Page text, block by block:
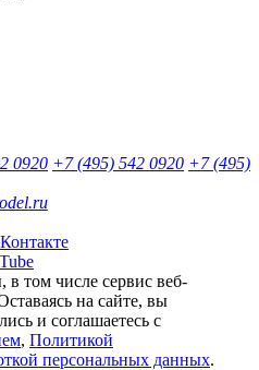
0920 +7 (495) 542 0920 +7 (495)
том числе сервис веб-
на сайте, вы
и соглашаетесь с
, Политикой
персональных данных.